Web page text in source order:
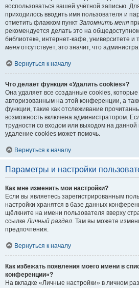
воспользоваться вашей учётной записью.
приходилось вводить имя пользователя и
отметить флажком пункт Запомнить меня
рекомендуется делать это на
библиотеке, интернет-кафе, университете и
меня отсутствует, это значит, что
Вернуться к началу
Что делает функция «Удалить cookies»?
Она удаляет все созданные cookies,
авторизованным на этой конференции, а
функции, такие как отслеживание
возможность включена администратором.
трудности со входом или выходом на
удаление cookies может помочь.
Вернуться к началу
Параметры и настройки
Как мне изменить мои настройки?
Если вы являетесь зарегистрированным
настройки хранятся в базе данных
щёлкните на имени пользователя вверху
ссылкеЛичный раздел. Там вы можете
предпочтения.
Вернуться к началу
Как избежать появления моего имени в
конференции»?
На вкладке «Личные настройки» в личном